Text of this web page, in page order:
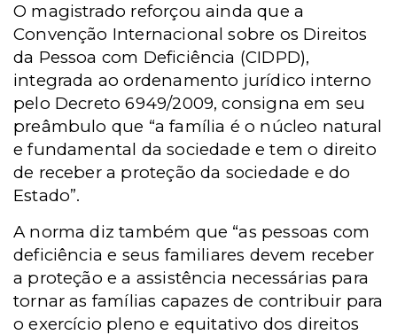
O magistrado reforçou ainda que a
Convenção Internacional sobre os Direitos
da Pessoa com Deficiência (CIDPD),
integrada ao ordenamento jurídico interno
pelo Decreto 6949/2009, consigna em seu
preâmbulo que “a família é o núcleo natural
e fundamental da sociedade e tem o direito
de receber a proteção da sociedade e do
Estado”.
A norma diz também que “as pessoas com
deficiência e seus familiares devem receber
a proteção e a assistência necessárias para
tornar as famílias capazes de contribuir para
o exercício pleno e equitativo dos direitos